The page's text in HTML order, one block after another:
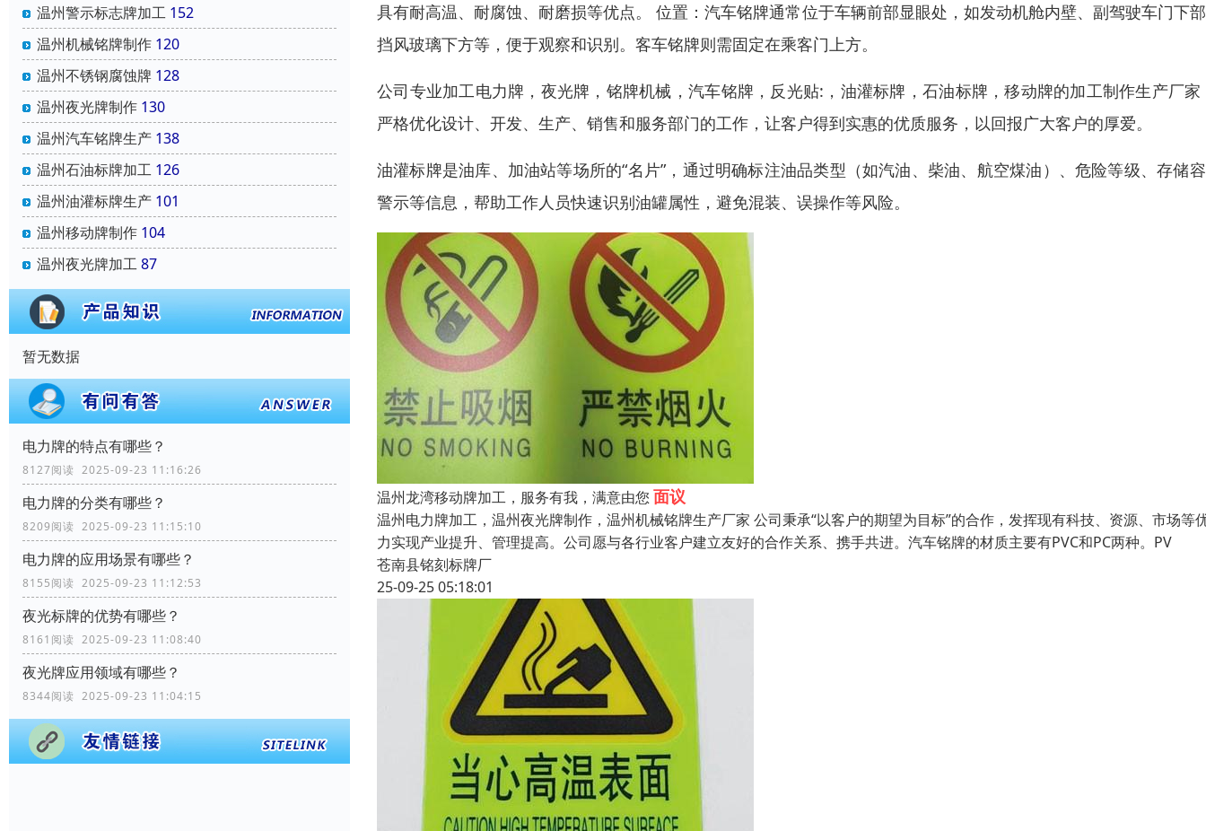
温州警示标志牌加工 152
温州机械铭牌制作 120
温州不锈钢腐蚀牌 128
温州夜光牌制作 130
温州汽车铭牌生产 138
温州石油标牌加工 126
温州油灌标牌生产 101
温州移动牌制作 104
温州夜光牌加工87
暂无数据
电力牌的特点有哪些？
8127阅读 2025-09-23 11:16:26
电力牌的分类有哪些？
8209阅读 2025-09-23 11:15:10
电力牌的应用场景有哪些？
8155阅读 2025-09-23 11:12:53
夜光标牌的优势有哪些？
8161阅读 2025-09-23 11:08:40
夜光牌应用领域有哪些？
8344阅读 2025-09-23 11:04:15
具有耐高温、耐腐蚀、耐磨损等优点。 位置：汽车铭牌通常位于车辆前部显眼处，如发动机舱内壁、副驾驶车门下
挡风玻璃下方等，便于观察和识别。客车铭牌则需固定在乘客门上方。
公司专业加工电力牌，夜光牌，铭牌机械，汽车铭牌，反光贴:，油灌标牌，石油标牌，移动牌的加工制作生产厂家
严格优化设计、开发、生产、销售和服务部门的工作，让客户得到实惠的优质服务，以回报广大客户的厚爱。
油灌标牌是油库、加油站等场所的“名片”，通过明确标注油品类型（如汽油、柴油、航空煤油）、危险等级、存储
警示等信息，帮助工作人员快速识别油罐属性，避免混装、误操作等风险。
温州龙湾移动牌加工，服务有我，满意由您 面议
温州电力牌加工，温州夜光牌制作，温州机械铭牌生产厂家 公司秉承“以客户的期望为目标”的合作，发挥现有科技、资源、市场等
力实现产业提升、管理提高。公司愿与各行业客户建立友好的合作关系、携手共进。汽车铭牌的材质主要有PVC和PC两种。PV
苍南县铭刻标牌厂
25-09-25 05:18:01